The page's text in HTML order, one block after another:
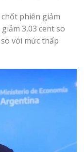
phiên giảm
3,03 cent so
với mức thấp